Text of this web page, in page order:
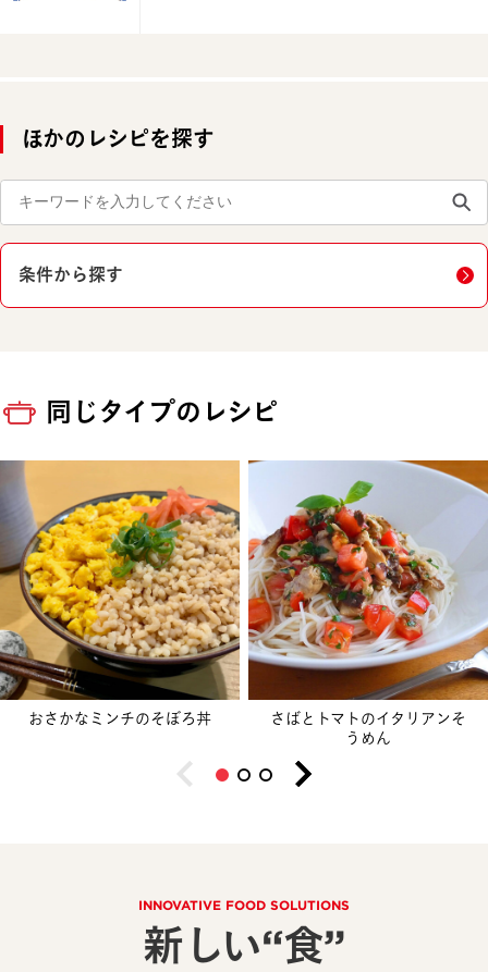
ほかのレシピを探す
条件から探す
同じタイプのレシピ
おさかなミンチのそぼろ丼
さばとトマトのイタリアンそ
うめん
INNOVATIVE FOOD SOLUTIONS
新しい“食”